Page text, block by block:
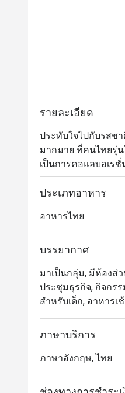
รายละเอียด
ประทับใจไปกับรสช
มากมาย ที่คนไทยรุ่
เป็นการคอแลบอเร
ดาว สำหรับบรรยาก
ในช่วงยุค 70 แนะน
ประเภทอาหาร
อาหารไทย
บรรยากาศ
มาเป็นกลุ่ม, มีห้องส่
ประชุมธุรกิจ, กิจกร
สำหรับเด็ก, อาหารเ
ภาษาบริการ
ภาษาอังกฤษ, ไทย